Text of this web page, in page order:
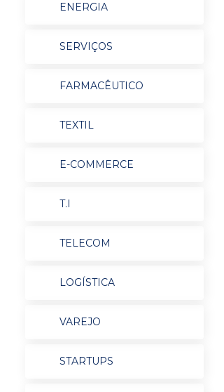
ENERGIA
SERVIÇOS
FARMACÊUTICO
TEXTIL
E-COMMERCE
T.I
TELECOM
LOGÍSTICA
VAREJO
STARTUPS